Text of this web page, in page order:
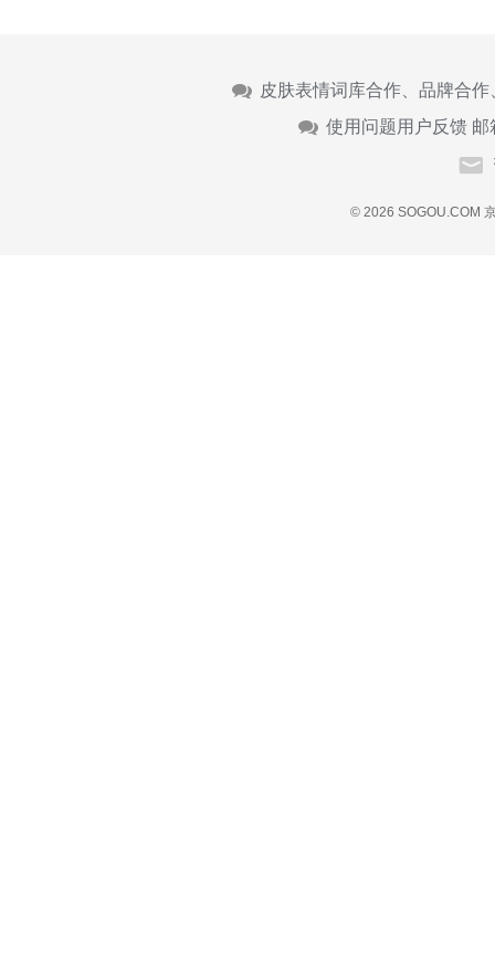
皮肤表情词库合作、品牌合
使用问题用户反馈 邮
© 2026 SOGOU.COM